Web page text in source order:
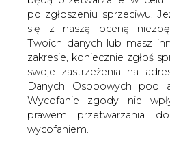
po zgłoszeniu sprzeciwu.
się z naszą oceną
Twoich danych lub masz
zakresie, koniecznie zgłoś
swoje zastrzeżenia na
Danych Osobowych pod
Wycofanie zgody nie
prawem przetwarzania
wycofaniem.
petrol.pl
#kraj #paliwa
Artykuł powstał bez wsparcia
Wydawca portalu CIRE zgadza
szkoleń treningowych LLM.